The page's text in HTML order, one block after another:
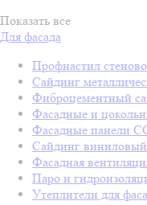
Показать все
Для фасада
Профнастил
Сайдинг
Фиброцементный
Фасадные и
Фасадные панели
Сайдинг виниловый
Фасадная
Паро и
Утеплители для